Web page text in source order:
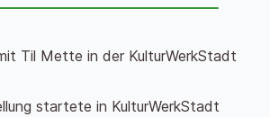
Til Mette in der KulturWerkStadt
startete in KulturWerkStadt